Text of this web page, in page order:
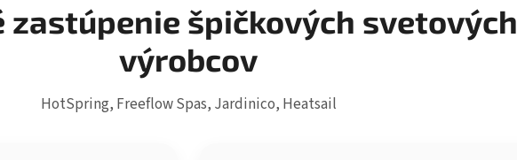
zastúpenie špičkových svetových
výrobcov
HotSpring, Freeflow Spas, Jardinico, Heatsail